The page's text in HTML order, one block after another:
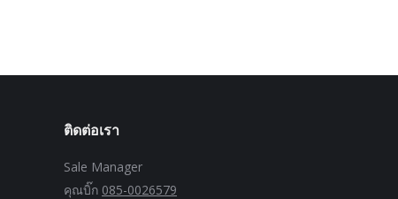
ติดต่อเรา
Sale Manager
คุณบิ๊ก 085-0026579